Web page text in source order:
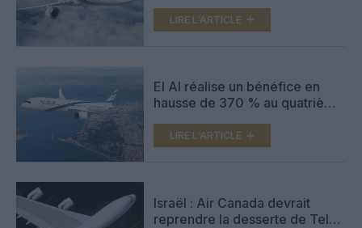
supplémentaires
LIRE L'ARTICLE
El Al réalise un bénéfice en
hausse de 370 % au quatrième
LIRE L'ARTICLE
Israël : Air Canada devrait
reprendre la desserte de Tel